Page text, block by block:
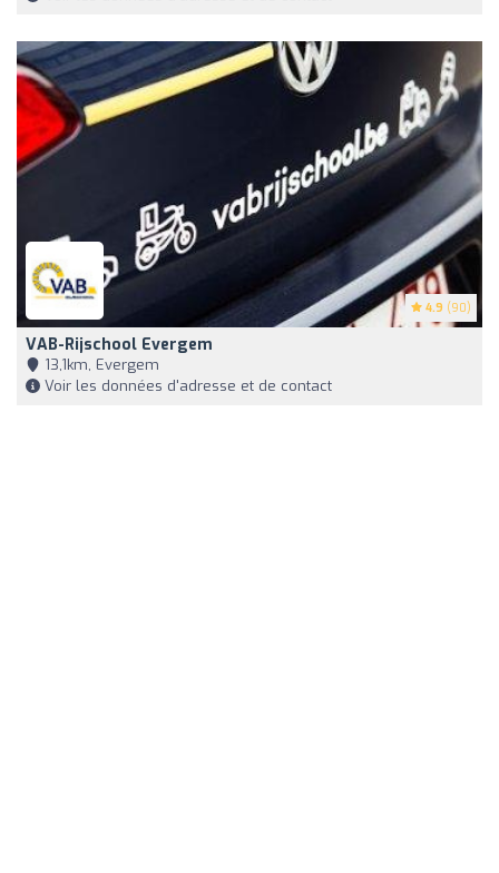
4.9 (90)
VAB-Rijschool Evergem
13,1km, Evergem
Voir les données d'adresse et de contact